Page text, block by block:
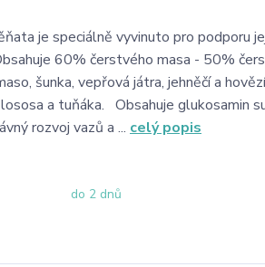
je speciálně vyvinuto pro podporu
60% čerstvého masa - 50%
šunka, vepřová játra, jehněčí a
a tuňáka. Obsahuje glukosamin
rozvoj vazů a ... celý popis
do 2 dnů